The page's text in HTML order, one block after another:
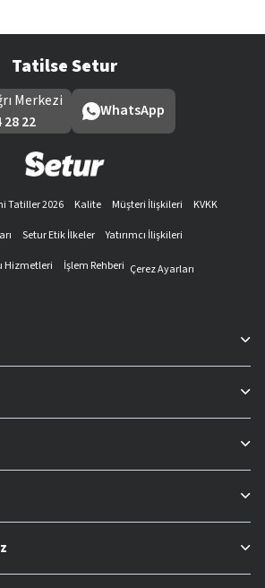
Tatilse Setur
Merkezi
28 22
WhatsApp
Tatiller 2026 Kalite Müşteri İlişkileri
KVKK
Setur Etik İlkeler
Yatırımcı İlişkileri
Hizmetleri
İşlem Rehberi Çerez Ayarları